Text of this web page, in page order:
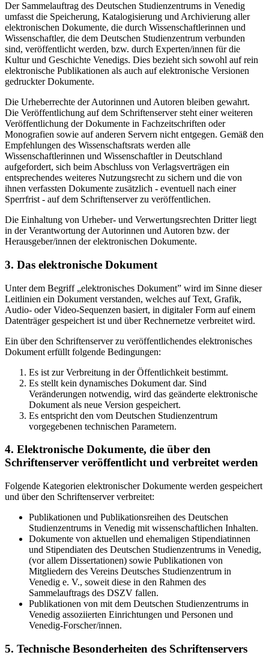
Der Sammelauftrag des Deutschen Studienzentrums in Venedig
umfasst die Speicherung, Katalogisierung und Archivierung aller
elektronischen Dokumente, die durch Wissenschaftlerinnen und
Wissenschaftler, die dem Deutschen Studienzentrum verbunden
sind, veröffentlicht werden, bzw. durch Experten/innen für die
Kultur und Geschichte Venedigs. Dies bezieht sich sowohl auf rein
elektronische Publikationen als auch auf elektronische Versionen
gedruckter Dokumente.
Die Urheberrechte der Autorinnen und Autoren bleiben gewahrt.
Die Veröffentlichung auf dem Schriftenserver steht einer weiteren
Veröffentlichung der Dokumente in Fachzeitschriften oder
Monografien sowie auf anderen Servern nicht entgegen. Gemäß den
Empfehlungen des Wissenschaftsrats werden alle
Wissenschaftlerinnen und Wissenschaftler in Deutschland
aufgefordert, sich beim Abschluss von Verlagsverträgen ein
entsprechendes weiteres Nutzungsrecht zu sichern und die von
ihnen verfassten Dokumente zusätzlich - eventuell nach einer
Sperrfrist - auf dem Schriftenserver zu veröffentlichen.
Die Einhaltung von Urheber- und Verwertungsrechten Dritter liegt
in der Verantwortung der Autorinnen und Autoren bzw. der
Herausgeber/innen der elektronischen Dokumente.
3. Das elektronische Dokument
Unter dem Begriff „elektronisches Dokument” wird im Sinne dieser
Leitlinien ein Dokument verstanden, welches auf Text, Grafik,
Audio- oder Video-Sequenzen basiert, in digitaler Form auf einem
Datenträger gespeichert ist und über Rechnernetze verbreitet wird.
Ein über den Schriftenserver zu veröffentlichendes elektronisches
Dokument erfüllt folgende Bedingungen:
Es ist zur Verbreitung in der Öffentlichkeit bestimmt.
Es stellt kein dynamisches Dokument dar. Sind
Veränderungen notwendig, wird das geänderte elektronische
Dokument als neue Version gespeichert.
Es entspricht den vom Deutschen Studienzentrum
vorgegebenen technischen Parametern.
4. Elektronische Dokumente, die über den
Schriftenserver veröffentlicht und verbreitet werden
Folgende Kategorien elektronischer Dokumente werden gespeichert
und über den Schriftenserver verbreitet:
Publikationen und Publikationsreihen des Deutschen
Studienzentrums in Venedig mit wissenschaftlichen Inhalten.
Dokumente von aktuellen und ehemaligen Stipendiatinnen
und Stipendiaten des Deutschen Studienzentrums in Venedig,
(vor allem Dissertationen) sowie Publikationen von
Mitgliedern des Vereins Deutsches Studienzentrum in
Venedig e. V., soweit diese in den Rahmen des
Sammelauftrags des DSZV fallen.
Publikationen von mit dem Deutschen Studienzentrums in
Venedig assoziierten Einrichtungen und Personen und
Venedig-Forscher/innen.
5. Technische Besonderheiten des Schriftenservers